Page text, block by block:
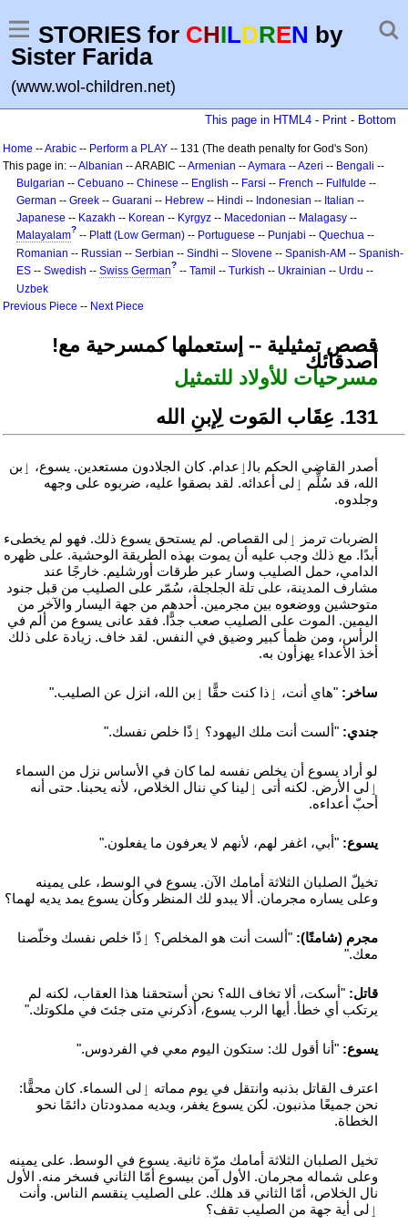
STORIES for CHILDREN by
Sister Farida
(www.wol-children.net)
This page in HTML4 - Print - Bottom
Home --Arabic -- Perform a PLAY -- 131 (The death penalty for God's Son)
This page in: --Albanian -- ARABIC --Armenian --Aymara --Azeri -- Bengali --
Bulgarian -- Cebuano -- Chinese -- English -- Farsi -- French -- Fulfulde --
German -- Greek -- Guarani -- Hebrew -- Hindi -- Indonesian -- Italian --
Japanese -- Kazakh -- Korean -- Kyrgyz -- Macedonian -- Malagasy --
Malayalam? -- Platt (Low German) -- Portuguese -- Punjabi -- Quechua --
Romanian -- Russian -- Serbian -- Sindhi -- Slovene -- Spanish-AM -- Spanish-
ES -- Swedish -- Swiss German? -- Tamil -- Turkish -- Ukrainian -- Urdu --
Uzbek
Previous Piece -- Next Piece
!قصص تمثيلية -- إستعملها كمسرحية مع
أصدقائك
مسرحيات للأولاد للتمثيل
131. عِقَاب المَوت لِإبنِ الله
أصدر القاضي الحكم بالٳعدام. كان الجلادون مستعدين. يسوع، ٳبن
الله، قد سُلِّم ٳلى أعدائه. لقد بصقوا عليه، ضربوه على وجهه
وجلدوه.
الضربات ترمز ٳلى القصاص. لم يستحق يسوع ذلك. فهو لم يخطىء
أبدًا. مع ذلك وجب عليه أن يموت بهذه الطريقة الوحشية. على ظهره
الدامي، حمل الصليب وسار عبر طرقات أورشليم. خارجًا عند
مشارف المدينة، على تلة الجلجلة، سُمّر على الصليب من قبل جنود
متوحشين ووضعوه بين مجرمين. أحدهم من جهة اليسار والآخر من
اليمين. الموت على الصليب صعب جدًّا. فقد عانى يسوع من ألم في
الرأس، ومن ظمأ كبير وضيق في النفس. لقد خاف. زيادة على ذلك
أخذ الأعداء يهزأون به.
ساخر: "هاي أنت، ٳذا كنت حقًّا ٳبن الله، انزل عن الصليب."
جندي: "ألست أنت ملك اليهود؟ ٳذًا خلص نفسك."
لو أراد يسوع أن يخلص نفسه لما كان في الأساس نزل من السماء
ٳلى الأرض. لكنه أتى ٳلينا كي ننال الخلاص، لأنه يحبنا. حتى أنه
أحبّ أعداءه.
يسوع: "أبي، اغفر لهم، لأنهم لا يعرفون ما يفعلون."
تخيلّ الصلبان الثلاثة أمامك الآن. يسوع في الوسط، على يمينه
وعلى يساره مجرمان. ألا يبدو لك المنظر وكأن يسوع يمد يديه لهما؟
مجرم (شامتًا): "ألست أنت هو المخلص؟ ٳذًا خلص نفسك وخلّصنا
معك."
قاتل: "أسكت، ألا تخاف الله؟ نحن أستحقنا هذا العقاب، لكنه لم
يرتكب أي خطأ. أيها الرب يسوع، أذكرني متى جئتَ في ملكوتك."
يسوع: "أنا أقول لك: ستكون اليوم معي في الفردوس."
اعترف القاتل بذنبه وانتقل في يوم مماته ٳلى السماء. كان محقًّا:
نحن جميعًا مذنبون. لكن يسوع يغفر، ويديه ممدودتان دائمًا نحو
الخطاة.
تخيل الصلبان الثلاثة أمامك مرّة ثانية. يسوع في الوسط. على يمينه
وعلى شماله مجرمان. الأول آمن بيسوع أمّا الثاني فسخر منه. الأول
نال الخلاص، أمّا الثاني قد هلك. على الصليب ينقسم الناس. وأنت
ٳلى أية جهة من الصليب تقف؟